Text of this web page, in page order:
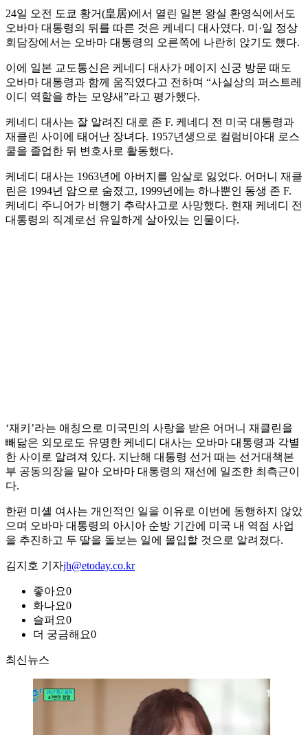
24일 오전 도쿄 황거(皇居)에서 열린 일본 왕실 환영식에서도
오바마 대통령의 뒤를 따른 것은 케네디 대사였다. 미·일 정상
회담장에서는 오바마 대통령의 오른쪽에 나란히 앉기도 했다.
이에 일본 교도통신은 케네디 대사가 메이지 신궁 방문 때도
오바마 대통령과 함께 움직였다고 전하며 “사실상의 퍼스트레
이디 역할을 하는 모양새”라고 평가했다.
케네디 대사는 잘 알려진 대로 존 F. 케네디 전 미국 대통령과
재클린 사이에 태어난 장녀다. 1957년생으로 컬럼비아대 로스
쿨을 졸업한 뒤 변호사로 활동했다.
케네디 대사는 1963년에 아버지를 암살로 잃었다. 어머니 재클
린은 1994년 암으로 숨졌고, 1999년에는 하나뿐인 동생 존 F.
케네디 주니어가 비행기 추락사고로 사망했다. 현재 케네디 전
대통령의 직계로선 유일하게 살아있는 인물이다.
‘재키’라는 애칭으로 미국민의 사랑을 받은 어머니 재클린을
빼닮은 외모로도 유명한 케네디 대사는 오바마 대통령과 각별
한 사이로 알려져 있다. 지난해 대통령 선거 때는 선거대책본
부 공동의장을 맡아 오바마 대통령의 재선에 일조한 최측근이
다.
한편 미셸 여사는 개인적인 일을 이유로 이번에 동행하지 않았
으며 오바마 대통령의 아시아 순방 기간에 미국 내 역점 사업
을 추진하고 두 딸을 돌보는 일에 몰입할 것으로 알려졌다.
김지호 기자jh@etoday.co.kr
좋아요0
화나요0
슬퍼요0
더 궁금해요0
최신뉴스